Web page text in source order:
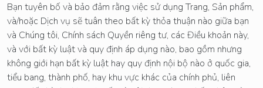
Bạn tuyên bố và bảo đảm rằng việc sử dụng Trang, Sản phẩm,
và/hoặc Dịch vụ sẽ tuân theo bất kỳ thỏa thuận nào giữa bạn
và Chúng tôi, Chính sách Quyền riêng tư, các Điều khoản này,
và với bất kỳ luật và quy định áp dụng nào, bao gồm nhưng
không giới hạn bất kỳ luật hay quy định nội bộ nào ở quốc gia,
tiểu bang, thành phố, hay khu vực khác của chính phủ, liên